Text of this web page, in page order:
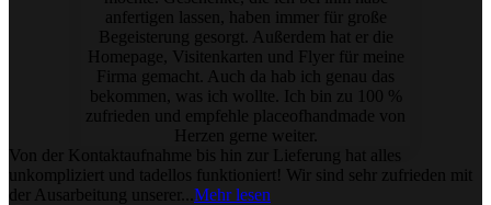
anfertigen lassen, haben immer für große
Begeisterung gesorgt. Außerdem hat er die
Homepage, Visitenkarten und Flyer für meine
Firma gemacht. Auch da hab ich genau das
bekommen, was ich wollte. Ich bin zu 100 %
zufrieden und empfehle placeofhandmade von
Herzen gerne weiter.
Von der Kontaktaufnahme bis hin zur Lieferung hat alles
unkompliziert und tadellos funktioniert! Wir sind sehr zufrieden mit
der Ausarbeitung unserer... Mehr lesen